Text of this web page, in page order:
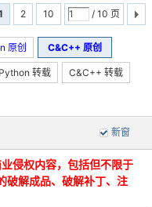
2 10 / 10 页
原创 C&C++ 原创
Python 转载 C&C++ 转载
新窗
侵权内容，包括但不限于
破解成品、破解补丁、注